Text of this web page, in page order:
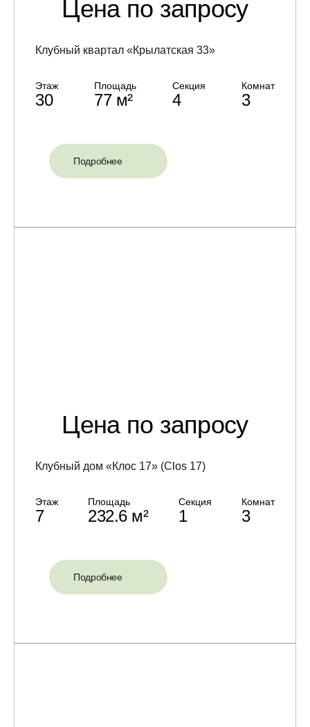
Цена по запросу
Клубный квартал «Крылатская 33»
Этаж
30
Площадь
77 м²
Секция
4
Комнат
3
Подробнее
Цена по запросу
Клубный дом «Клос 17» (Clos 17)
Этаж
7
Площадь
232.6 м²
Секция
1
Комнат
3
Подробнее